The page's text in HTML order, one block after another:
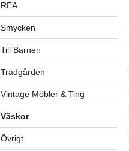
REA
Smycken
Till Barnen
Trädgården
Vintage Möbler & Ting
Väskor
Övrigt